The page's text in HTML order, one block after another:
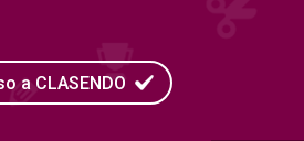
a CLASENDO